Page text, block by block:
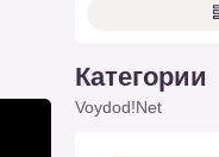
Категории
Voydod!Net